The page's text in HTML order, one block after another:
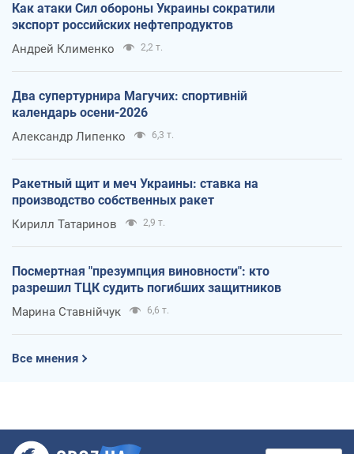
Как атаки Сил обороны Украины сократили
экспорт российских нефтепродуктов
Андрей Клименко 2,2 т.
Два супертурнира Магучих: спортивній
календарь осени-2026
Александр Липенко 6,3 т.
Ракетный щит и меч Украины: ставка на
производство собственных ракет
Кирилл Татаринов 2,9 т.
Посмертная "презумпция виновности": кто
разрешил ТЦК судить погибших защитников
Марина Ставнійчук 6,6 т.
Все мнения